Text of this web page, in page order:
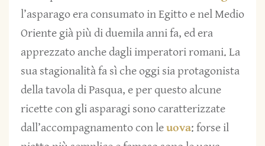
l’asparago era consumato in Egitto e nel Medio
Oriente già più di duemila anni fa, ed era
apprezzato anche dagli imperatori romani. La
sua stagionalità fa sì che oggi sia protagonista
della tavola di Pasqua, e per questo alcune
ricette con gli asparagi sono caratterizzate
dall’accompagnamento con leuova: forse il